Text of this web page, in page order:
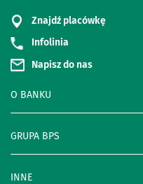
Znajdź placówkę
Infolinia
Napisz do nas
O BANKU
GRUPA BPS
INNE